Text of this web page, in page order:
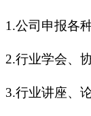
1.公司申报各
2.行业学会、
3.行业讲座、